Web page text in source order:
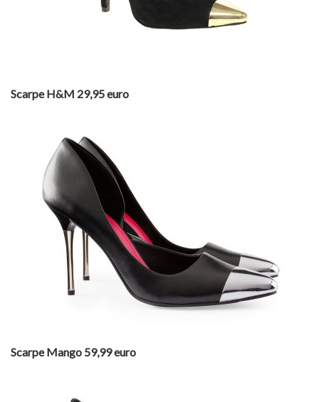
Scarpe H&M 29,95 euro
Scarpe Mango 59,99 euro